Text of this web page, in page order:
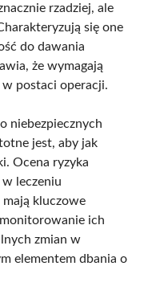
rzadziej, ale
się one
do dawania
że wymagają
w postaci operacji.
niebezpiecznych
jest, aby jak
Ocena ryzyka
leczeniu
mają kluczowe
ich
zmian w
elementem dbania o